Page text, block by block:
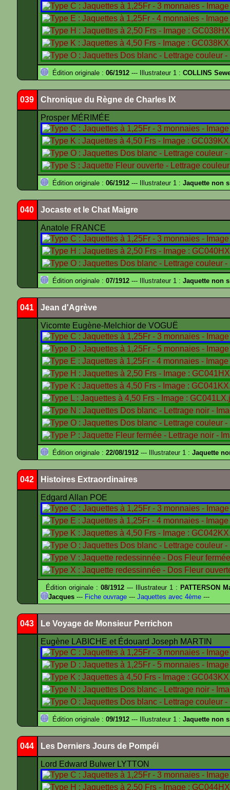
Édition originale : 06/1912 --- Illustrateur 1 : COLLINS
039 Chronique du Règne de Charles IX
Prosper MÉRIMÉE
Édition originale : 06/1912 --- Illustrateur 1 : Jaquette non
040 Jocaste et le Chat Maigre
Anatole FRANCE
Édition originale : 07/1912 --- Illustrateur 1 : Jaquette non
041 Jean d'Agrève
Vicomte Eugène-Melchior de VOGUË
Édition originale : 22/08/1912 --- Illustrateur 1 : Jaquette
042 Histoires Extraordinaires
Edgard Allan POE
Édition originale :08/1912 --- Illustrateur 1 : PATTERSON
Jacques --- Fiche ouvrage --- Jaquettes avec 4ème ---
043 Le Voyage de Monsieur Perrichon
Eugène LABICHE et Édouard Joseph MARTIN
Édition originale : 09/1912 --- Illustrateur 1 : Jaquette non
044 Les Derniers Jours de Pompéi
Lord Edward Bulwer LYTTON